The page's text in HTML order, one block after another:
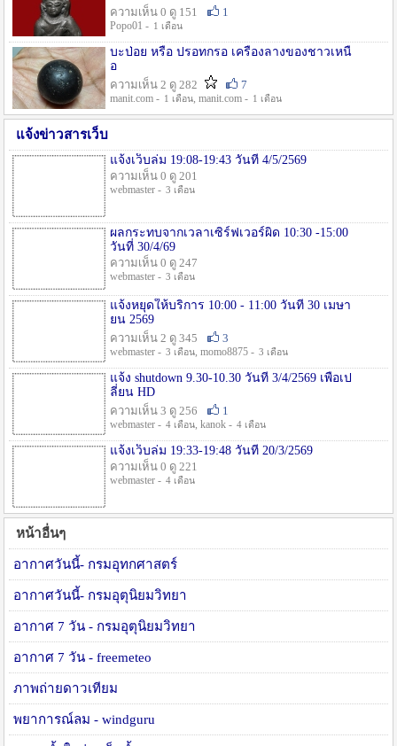
ความเห็น 0 ดู 151
1
Popo01 - 1 เดือน
บะป่อย หรือ ปรอทกรอ เครื่องลางของชาวเหนื
อ
ความเห็น 2 ดู 282
7
manit.com - 1 เดือน, manit.com - 1 เดือน
แจ้งข่าวสารเว็บ
แจ้งเว็บล่ม 19:08-19:43 วันที่ 4/5/2569
ความเห็น 0 ดู 201
webmaster - 3 เดือน
ผลกระทบจากเวลาเซิร์ฟเวอร์ผิด 10:30 -15:00
วันที่ 30/4/69
ความเห็น 0 ดู 247
webmaster - 3 เดือน
แจ้งหยุดให้บริการ 10:00 - 11:00 วันที่ 30 เมษา
ยน 2569
ความเห็น 2 ดู 345
3
webmaster - 3 เดือน, momo8875 - 3 เดือน
แจ้ง shutdown 9.30-10.30 วันที่ 3/4/2569 เพื่อเป
ลี่ยน HD
ความเห็น 3 ดู 256
1
webmaster - 4 เดือน, kanok - 4 เดือน
แจ้งเว็บล่ม 19:33-19:48 วันที่ 20/3/2569
ความเห็น 0 ดู 221
webmaster - 4 เดือน
หน้าอื่นๆ
อากาศวันนี้- กรมอุทกศาสตร์
อากาศวันนี้- กรมอุตุนิยมวิทยา
อากาศ 7 วัน - กรมอุตุนิยมวิทยา
อากาศ 7 วัน - freemeteo
ภาพถ่ายดาวเทียม
พยาการณ์ลม - windguru